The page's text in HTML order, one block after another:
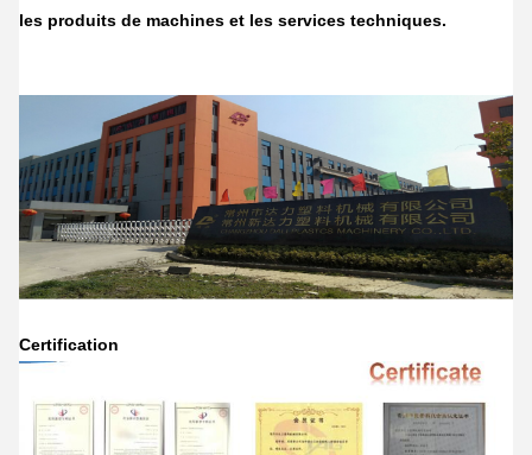
les produits de machines et les services techniques.
Certification